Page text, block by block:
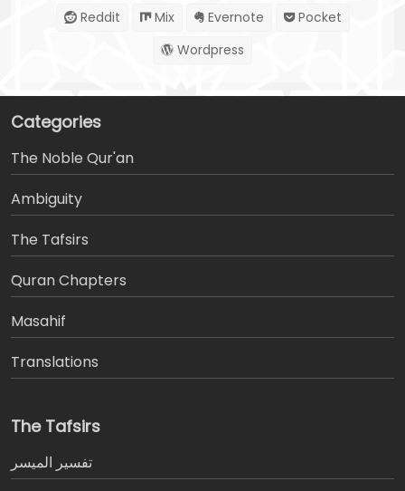
Reddit
Mix Evernote
Pocket
Wordpress
Categories
The Noble Qur'an
Ambiguity
The Tafsirs
َQuran Chapters
Masahif
Translations
The Tafsirs
تفسير المیسر